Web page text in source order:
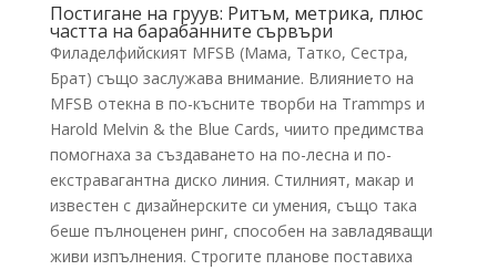
Постигане на груув: Ритъм, метрика, плюс
частта на барабанните сървъри
Филаделфийският MFSB (Мама, Татко, Сестра,
Брат) също заслужава внимание. Влиянието на
MFSB отекна в по-късните творби на Trammps и
Harold Melvin & the Blue Cards, чиито предимства
помогнаха за създаването на по-лесна и по-
екстравагантна диско линия. Стилният, макар и
известен с дизайнерските си умения, също така
беше пълноценен ринг, способен на завладяващи
живи изпълнения. Строгите планове поставиха